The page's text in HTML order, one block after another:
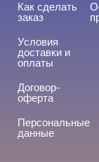
Как сделать
заказ
Условия
доставки и
оплаты
Договор-
оферта
Персональные
данные